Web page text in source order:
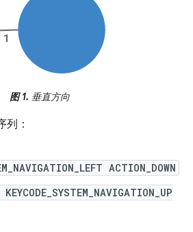
图 1. 垂直方向
列：
ACTION_DOWN